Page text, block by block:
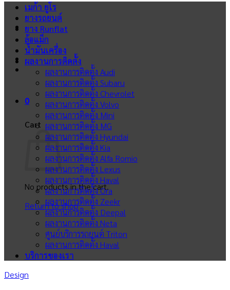
0
Cart
No products in the cart.
Return to shop
เมก้า ยูโร
ยางรถยนต์
ยาง Runflat
ล้อแม็ก
น้ำมันเครื่อง
ผลงานการติดตั้ง
ผลงานการติดตั้ง Audi
ผลงานการติดตั้ง Subaru
ผลงานการติดตั้ง Chevrolet
ผลงานการติดตั้ง Volvo
ผลงานการติดตั้ง Mini
ผลงานการติดตั้ง MG
ผลงานการติดตั้ง Hyundai
ผลงานการติดตั้ง Kia
ผลงานการติดตั้ง Alfa Romio
ผลงานการติดตั้ง Lexus
ผลงานการติดตั้ง Haval
ผลงานการติดตั้ง Ora
ผลงานการติดตั้ง Zeekr
ผลงานการติดตั้ง Deepal
ผลงานการติดตั้ง Neta
ศูนย์บริการรถยนต์ Triton
ผลงานการติดตั้ง Haval
บริการของเรา
Design